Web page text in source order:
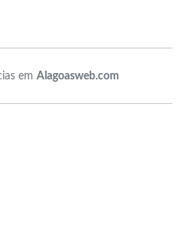
em Alagoasweb.com